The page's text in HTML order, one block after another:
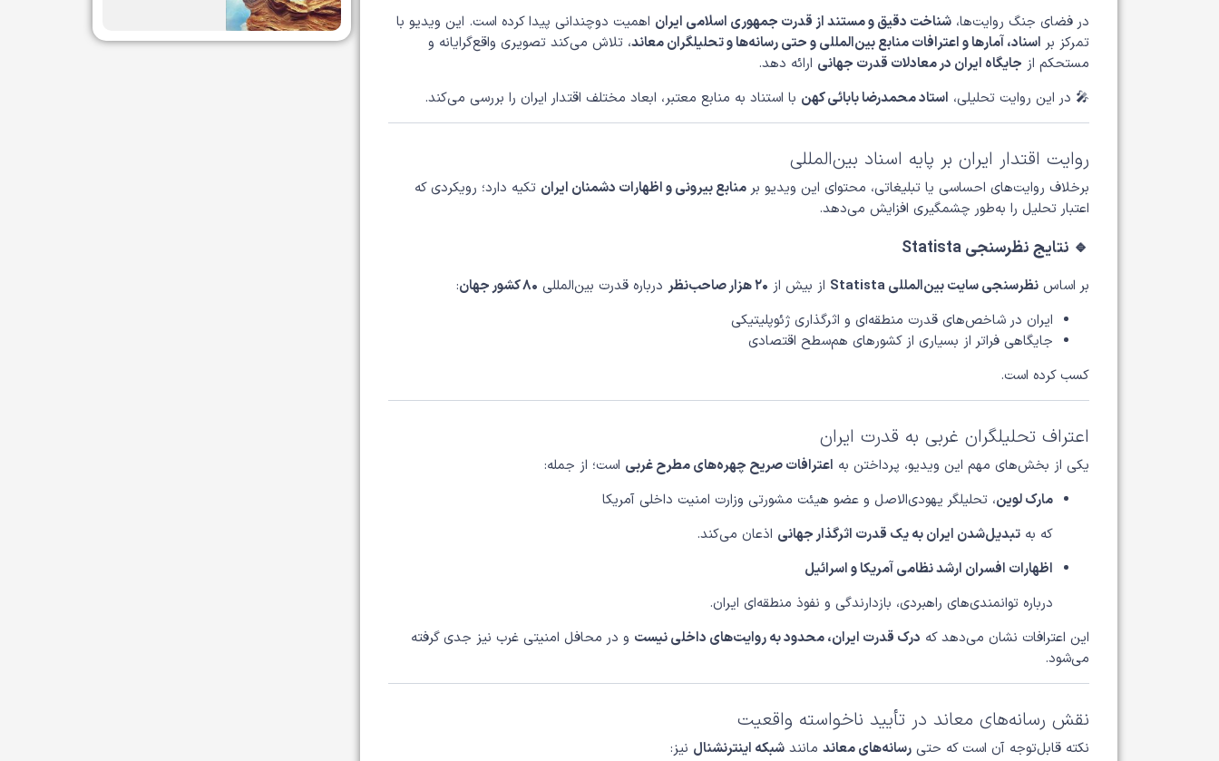
در فضای جنگ روایت‌ها، شناخت دقیق و مستند از قدرت جمهوری اسلامی ایران اهمیت دوچندانی پیدا کرده است. این ویدیو با
تمرکز بر اسناد، آمارها و اعترافات منابع بین‌المللی و حتی رسانه‌ها و تحلیلگران معاند، تلاش می‌کند تصویری واقع‌گرایانه و
مستحکم از جایگاه ایران در معادلات قدرت جهانی ارائه دهد.
🎤 در این روایت تحلیلی، استاد محمدرضا بابائی کهن با استناد به منابع معتبر، ابعاد مختلف اقتدار ایران را بررسی می‌کند.
روایت اقتدار ایران بر پایه اسناد بین‌المللی
برخلاف روایت‌های احساسی یا تبلیغاتی، محتوای این ویدیو بر منابع بیرونی و اظهارات دشمنان ایران تکیه دارد؛ رویکردی که
اعتبار تحلیل را به‌طور چشمگیری افزایش می‌دهد.
🔹 نتایج نظرسنجی Statista
بر اساس نظرسنجی سایت بین‌المللی Statista از بیش از ۲۰ هزار صاحب‌نظر درباره قدرت بین‌المللی ۸۰ کشور جهان
:
ایران در شاخص‌های قدرت منطقه‌ای و اثرگذاری ژئوپلیتیکی
جایگاهی فراتر از بسیاری از کشورهای هم‌سطح اقتصادی
کسب کرده است.
اعتراف تحلیلگران غربی به قدرت ایران
یکی از بخش‌های مهم این ویدیو، پرداختن به اعترافات صریح چهره‌های مطرح غربی است؛ از جمله:
مارک لوین، تحلیلگر یهودی‌الاصل و عضو هیئت مشورتی وزارت امنیت داخلی آمریکا
که به تبدیل‌شدن ایران به یک قدرت اثرگذار جهانی اذعان می‌کند.
اظهارات افسران ارشد نظامی آمریکا و اسرائیل
درباره توانمندی‌های راهبردی، بازدارندگی و نفوذ منطقه‌ای ایران.
این اعترافات نشان می‌دهد که درک قدرت ایران، محدود به روایت‌های داخلی نیست و در محافل امنیتی غرب نیز جدی گرفته
می‌شود.
نقش رسانه‌های معاند در تأیید ناخواسته واقعیت
نکته قابل‌توجه آن است که حتی رسانه‌های معاند مانند شبکه اینترنشنال نیز: